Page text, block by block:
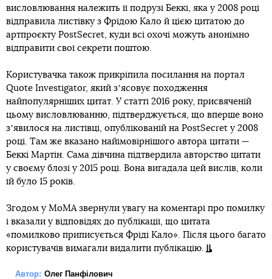
висловлювання належить її подрузі Беккі, яка у 2008 році
відправила листівку з Фрідою Кало й цією цитатою до
артпроєкту PostSecret, куди всі охочі можуть анонімно
відправити свої секрети поштою.
Користувачка також прикріпила посилання на портал
Quote Investigator, який зʼясовує походження
найпопулярніших цитат. У статті 2016 року, присвяченій
цьому висловлюванню, підтверджується, що вперше воно
зʼявилося на листівці, опублікованій на PostSecret у 2008
році. Там же вказано найімовірнішого автора цитати —
Беккі Мартін. Сама дівчина підтвердила авторство цитати
у своєму блозі у 2015 році. Вона вигадала цей вислів, коли
їй було 15 років.
Згодом у MoMA звернули увагу на коментарі про помилку
і вказали у відповідях до публікації, що цитата
«помилково приписується Фріді Кало». Після цього багато
користувачів вимагали видалити публікацію.
Автор: Олег Панфілович